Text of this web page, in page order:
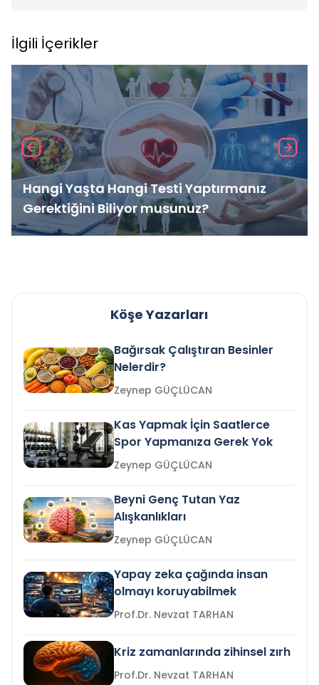
İlgili İçerikler
Hangi Yaşta Hangi Testi Yaptırmanız
Gerektiğini Biliyor musunuz?
Köşe Yazarları
Bağırsak Çalıştıran Besinler
Nelerdir?
Zeynep GÜÇLÜCAN
Kas Yapmak İçin Saatlerce
Spor Yapmanıza Gerek Yok
Zeynep GÜÇLÜCAN
Beyni Genç Tutan Yaz
Alışkanlıkları
Zeynep GÜÇLÜCAN
Yapay zeka çağında insan
olmayı koruyabilmek
Prof.Dr. Nevzat TARHAN
Kriz zamanlarında zihinsel zırh
Prof.Dr. Nevzat TARHAN